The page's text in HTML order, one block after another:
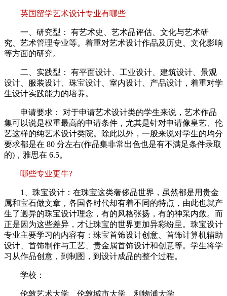
英国留学艺术设计专业有哪些
一、研究型： 有艺术史、艺术品评估、文化与艺术研
究、艺术管理专业等。着重对艺术设计作品及历史、文化影响
等方面的研究。
二、实践型： 有平面设计、工业设计、建筑设计、景观
设计、服装设计、珠宝设计、室内设计、产品设计，着重对学
生设计实践能力的培养。
申请要求： 对于申请艺术设计类的学生来说，艺术作品
集可以说是权重最高的申请条件，尤其是针对申请像皇艺、伦
艺这样的纯艺术设计类院。除此以外，一般来说对学生的均分
要求都是在 80 分左右(作品集非常出色也是有不满足条件录取
的)，雅思在 6.5。
哪些专业更牛?
1、珠宝设计：在珠宝这类奢侈品世界，虽然都是用贵金
属和宝石做文章，各国各时代却有着不同的特点，由此也就产
生了迥异的珠宝设计理念，有的风格张扬，有的神采内敛。而
正是因为这些差异，才让珠宝的世界更加异彩纷呈。珠宝设计
专业主要学习的内容有：珠宝首饰设计创意、首饰计算机辅助
设计、首饰制作与工艺、贵金属首饰设计和创意等。学生将学
习从作品创意，到制图，到设计成品的整个过程。
学校：
伦敦艺术大学、伦敦城市大学、利物浦大学